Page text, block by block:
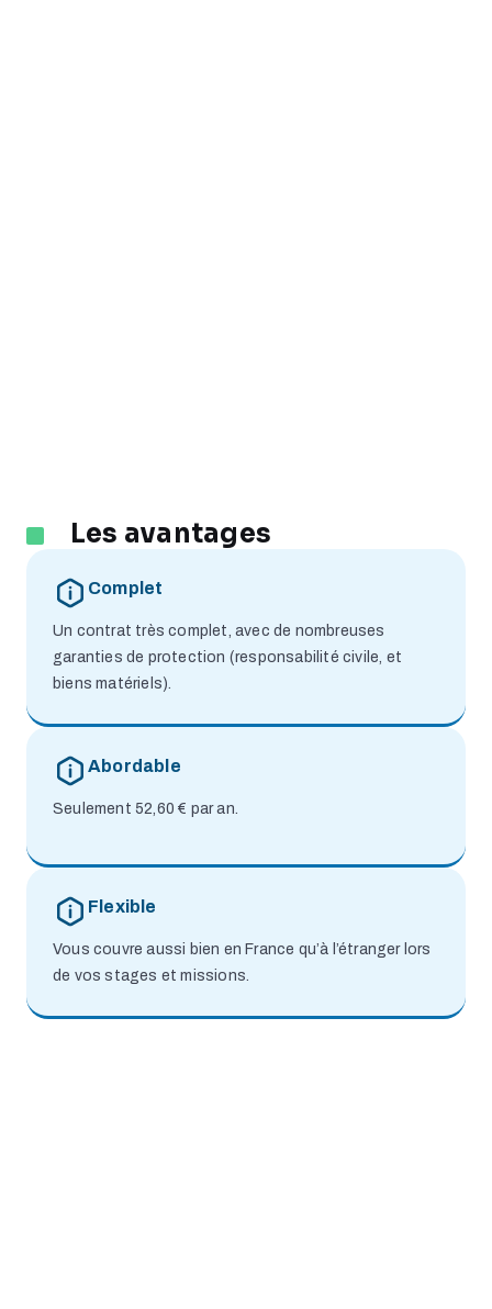
Les avantages
Complet
Un contrat très complet, avec de nombreuses
garanties de protection (responsabilité civile, et
biens matériels).
Abordable
Seulement 52,60 € par an.
Flexible
Vous couvre aussi bien en France qu’à l’étranger lors
de vos stages et missions.